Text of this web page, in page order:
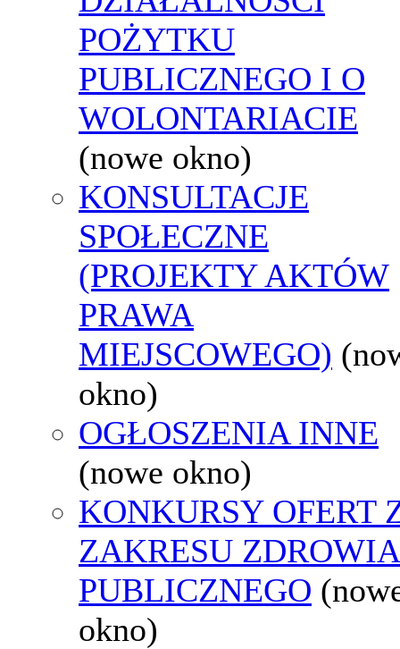
POŻYTKU
PUBLICZNEGO I O
WOLONTARIACIE
(nowe okno)
KONSULTACJE
SPOŁECZNE
(PROJEKTY AKTÓW
PRAWA
MIEJSCOWEGO)
okno)
OGŁOSZENIA INNE
(nowe okno)
KONKURSY OFERT
ZAKRESU ZDROWIA
PUBLICZNEGO
okno)